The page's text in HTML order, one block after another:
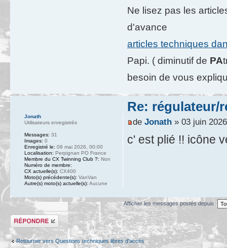
Ne lisez pas les
d'avance
articles techniques
Papi. ( diminutif de PA
besoin de vous
Re: régulateur/
de Jonath» 03 juin
c' est plié !! icône
Jonath
Utilisateurs enregistrés
Messages: 31
Images: 0
Enregistré le: 09 mai 2026, 00:00
Localisation: Perpignan PO France
Membre du CX Twinning Club ?: Non
Numéro de membre:
CX actuelle(s): CX400
Moto(s) précédente(s): VanVan
Autre(s) moto(s) actuelle(s): Aucune
Afficher les messages postés depuis:
Répondre
Retourner vers Questions techniques libres d'accès